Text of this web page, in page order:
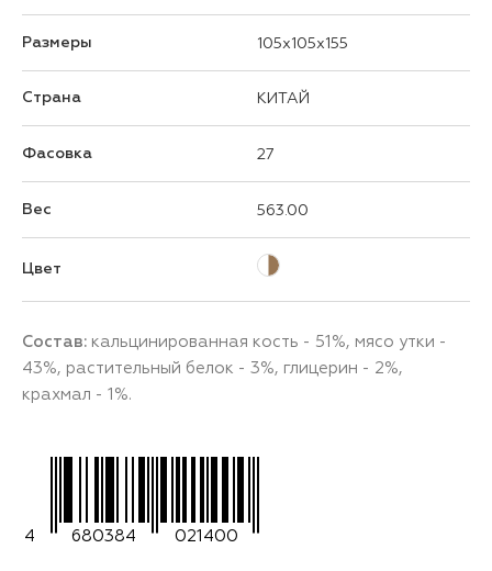
Размеры 105x105x155
Страна КИТАЙ
Фасовка 27
Вес 563.00
Цвет
Состав: кальцинированная кость - 51%, мясо утки -
43%, растительный белок - 3%, глицерин - 2%,
крахмал - 1%.
4 680384 021400